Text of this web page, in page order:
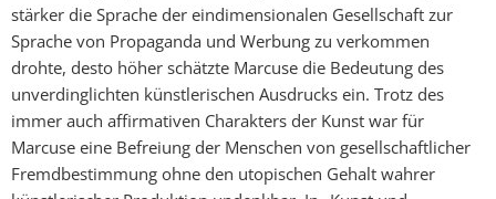
stärker die Sprache der eindimensionalen Gesellschaft zur
Sprache von Propaganda und Werbung zu verkommen
drohte, desto höher schätzte Marcuse die Bedeutung des
unverdinglichten künstlerischen Ausdrucks ein. Trotz des
immer auch affirmativen Charakters der Kunst war für
Marcuse eine Befreiung der Menschen von gesellschaftlicher
Fremdbestimmung ohne den utopischen Gehalt wahrer